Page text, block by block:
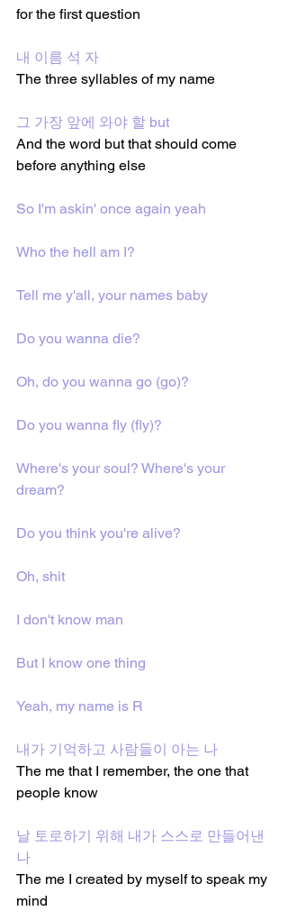
for the first question
내 이름 석 자
The three syllables of my name
그 가장 앞에 와야 할 but
And the word but that should come
before anything else
So I'm askin' once again yeah
Who the hell am I?
Tell me y'all, your names baby
Do you wanna die?
Oh, do you wanna go (go)?
Do you wanna fly (fly)?
Where's your soul? Where's your
dream?
Do you think you're alive?
Oh, shit
I don't know man
But I know one thing
Yeah, my name is R
내가 기억하고 사람들이 아는 나
The me that I remember, the one that
people know
날 토로하기 위해 내가 스스로 만들어낸
나
The me I created by myself to speak my
mind